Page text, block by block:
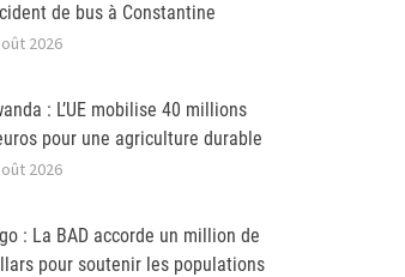
de bus à Constantine
2026
: L’UE mobilise 40 millions
pour une agriculture durable
2026
: La BAD accorde un million de
pour soutenir les populations